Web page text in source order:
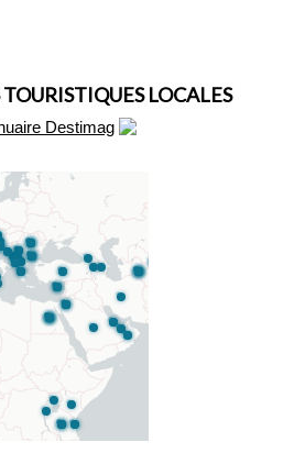
LOCALES